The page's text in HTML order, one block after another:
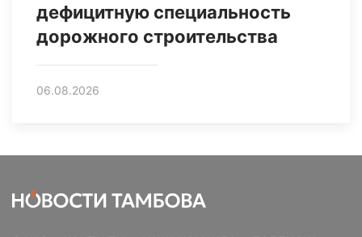
дефицитную специальность
дорожного строительства
06.08.2026